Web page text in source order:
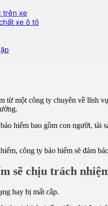
trên xe
xe ô tô
từ một công ty chuyên về lĩnh
hiểm bao gồm con người, tài
công ty bảo hiểm sẽ đảm
sẽ chịu trách
hay bị mất cắp.